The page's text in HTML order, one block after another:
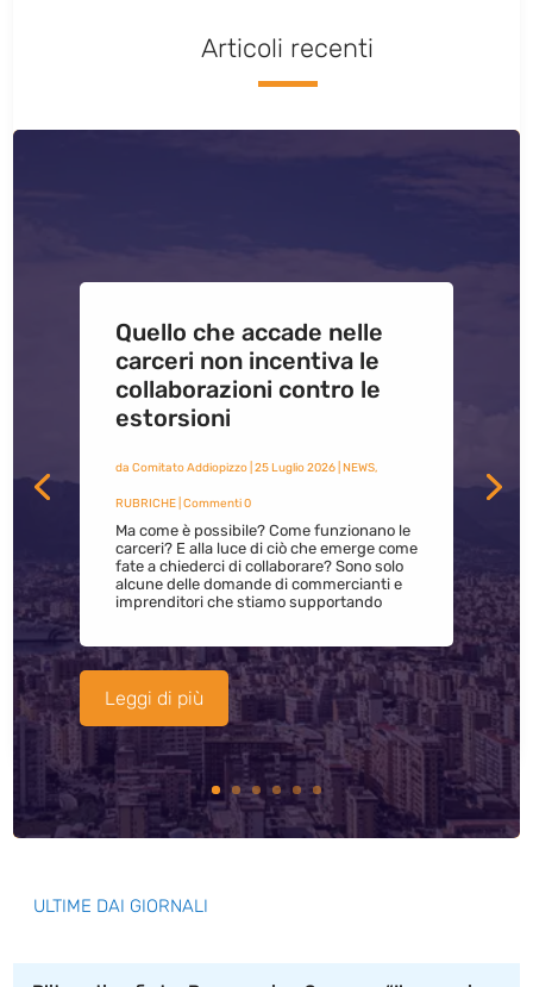
Articoli recenti
Quello che accade nelle
carceri non incentiva le
collaborazioni contro le
estorsioni
da Comitato Addiopizzo| 25 Luglio 2026| NEWS,
RUBRICHE| Commenti 0
Ma come è possibile? Come funzionano le
carceri? E alla luce di ciò che emerge come
fate a chiederci di collaborare? Sono solo
alcune delle domande di commercianti e
imprenditori che stiamo supportando
Leggi di più
ULTIME DAI GIORNALI